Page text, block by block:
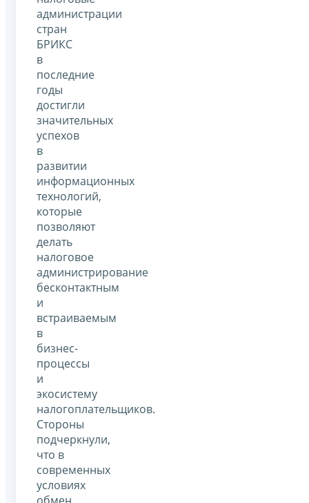
администрации
стран
БРИКС
в
последние
годы
достигли
значительных
успехов
в
развитии
информационных
технологий,
которые
позволяют
делать
налоговое
администрирование
бесконтактным
и
встраиваемым
в
бизнес-
процессы
и
экосистему
налогоплательщиков.
Стороны
подчеркнули,
что в
современных
условиях
обмен